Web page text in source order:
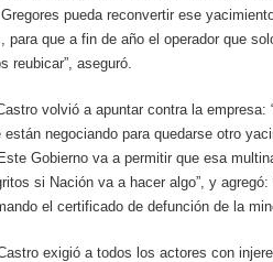
pueda reconvertir ese
para que a fin de año el operador que
reubicar”, aseguró.
volvió a apuntar contra la
negociando para quedarse otro
Gobierno va a permitir que esa
si Nación va a hacer algo”, y
el certificado de defunción de la
exigió a todos los actores con